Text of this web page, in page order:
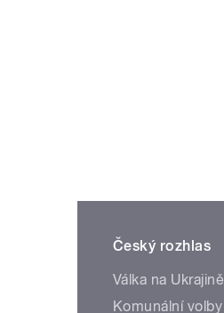
Český rozhlas
Válka na Ukrajině
Komunální volby